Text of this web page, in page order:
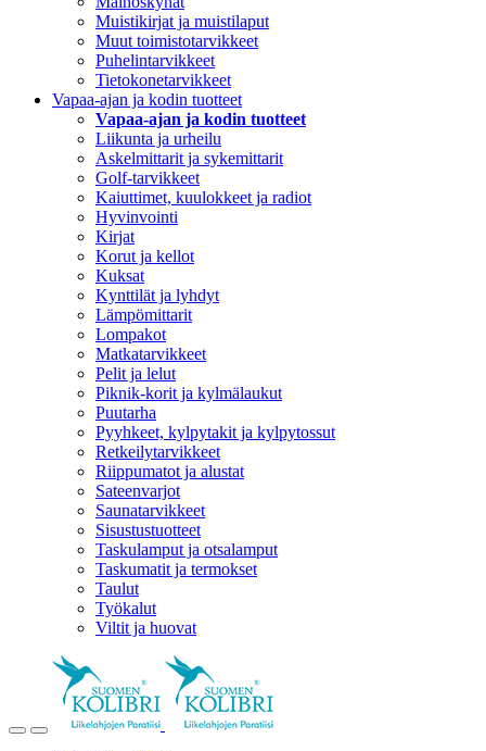
Muistikirjat ja muistilaput
Muut toimistotarvikkeet
Puhelintarvikkeet
Tietokonetarvikkeet
Vapaa-ajan ja kodin tuotteet
Vapaa-ajan ja kodin tuotteet
Liikunta ja urheilu
Askelmittarit ja sykemittarit
Golf-tarvikkeet
Kaiuttimet, kuulokkeet ja radiot
Hyvinvointi
Kirjat
Korut ja kellot
Kuksat
Kynttilät ja lyhdyt
Lämpömittarit
Lompakot
Matkatarvikkeet
Pelit ja lelut
Piknik-korit ja kylmälaukut
Puutarha
Pyyhkeet, kylpytakit ja kylpytossut
Retkeilytarvikkeet
Riippumatot ja alustat
Sateenvarjot
Saunatarvikkeet
Sisustustuotteet
Taskulamput ja otsalamput
Taskumatit ja termokset
Taulut
Työkalut
Viltit ja huovat